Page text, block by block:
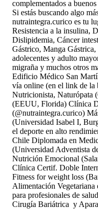
complementados a
Si estás buscando algo
nutraintegra.curico es tu
Resistencia a la insulina,
Dislipidemia, Cáncer
Gástrico, Manga
adolecentes y adulto
migraña y muchos otros
Edificio Médico San
vía online (en el link de la
Nutricionista, Naturópata
(EEUU, Florida) Clínica
(@nutraintegra.curico)
(Universidad Isabel I,
el deporte en alto
Chile Diplomada en
(Universidad Adventista
Nutrición Emocional
Clínica Certif. Doble
Fitness for weight loss
Alimentación
para profesionales de
Cirugía Bariátrica y